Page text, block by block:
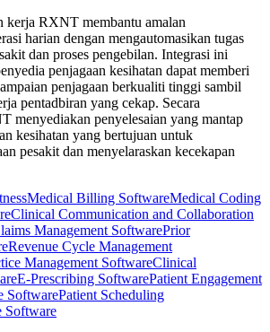
kerja RXNT membantu amalan
harian dengan mengautomasikan tugas
dan proses pengebilan. Integrasi ini
penjagaan kesihatan dapat memberi
penjagaan berkualiti tinggi sambil
pentadbiran yang cekap. Secara
menyediakan penyelesaian yang mantap
kesihatan yang bertujuan untuk
pesakit dan menyelaraskan kecekapan
Medical Billing SoftwareMedical Coding
Clinical Communication and Collaboration
Management SoftwarePrior
Revenue Cycle Management
Management SoftwareClinical
E-Prescribing SoftwarePatient Engagement
SoftwarePatient Scheduling
Software